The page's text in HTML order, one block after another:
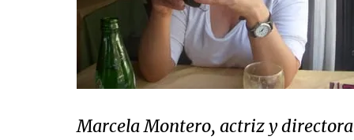
Marcela Montero, actriz y